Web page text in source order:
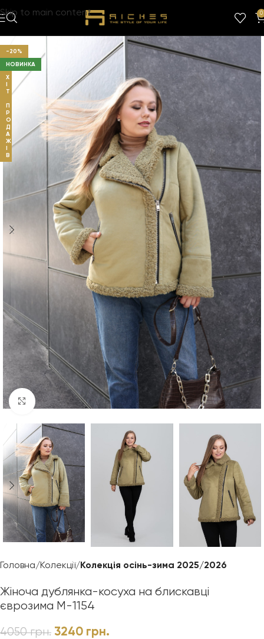
Skip to main content 0
-20%
НОВИНКА
Х
Т
П
Р
О
Д
А
Ж
В
Клацніть, щоб збільшити
Головна Колекції Колекція осінь-зима 2025/2026
Жіноча дублянка-косуха на блискавці
єврозима М-1154
4050грн. 3240 грн.